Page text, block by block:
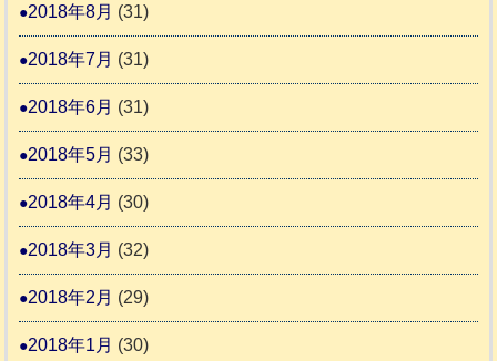
2018年8月 (31)
2018年7月 (31)
2018年6月 (31)
2018年5月 (33)
2018年4月 (30)
2018年3月 (32)
2018年2月 (29)
2018年1月 (30)